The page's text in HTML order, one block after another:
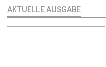
AKTUELLE AUSGABE